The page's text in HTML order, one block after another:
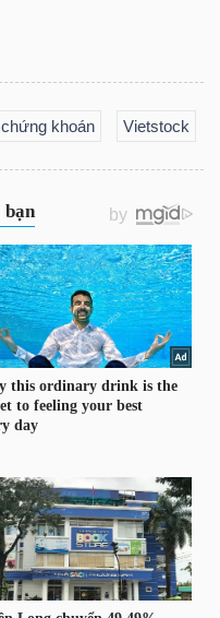
chứng khoán Vietstock